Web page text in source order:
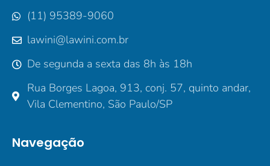
(11) 95389-9060
lawini@lawini.com.br
De segunda a sexta das 8h às 18h
Rua Borges Lagoa, 913, conj. 57, quinto andar,
Vila Clementino, São Paulo/SP
Navegação